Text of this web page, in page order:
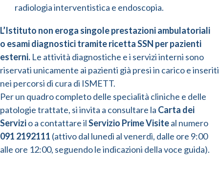
radiologia interventistica e endoscopia.
L’Istituto non eroga singole prestazioni ambulatoriali
o esami diagnostici tramite ricetta SSN per pazienti
esterni. Le attività diagnostiche e i servizi interni sono
riservati unicamente ai pazienti già presi in carico e inseriti
nei percorsi di cura di ISMETT.
Per un quadro completo delle specialità cliniche e delle
patologie trattate, si invita a consultare la Carta dei
Servizio a contattare ilServizio Prime Visiteal numero
091 2192111 (attivo dal lunedì al venerdì, dalle ore 9:00
alle ore 12:00, seguendo le indicazioni della voce guida).